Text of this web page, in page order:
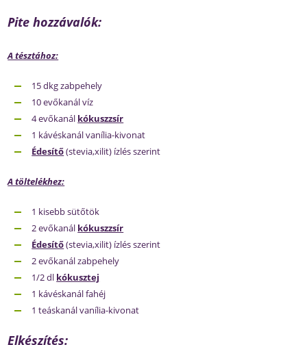
Pite hozzávalók:
A tésztához:
15 dkg zabpehely
10 evőkanál víz
4 evőkanál kókuszzsír
1 kávéskanál vanília-kivonat
Édesítő(stevia,xilit) ízlés szerint
A töltelékhez:
1 kisebb sütőtök
2 evőkanál kókuszzsír
Édesítő(stevia,xilit) ízlés szerint
2 evőkanál zabpehely
1/2 dl kókusztej
1 kávéskanál fahéj
1 teáskanál vanília-kivonat
Elkészítés: